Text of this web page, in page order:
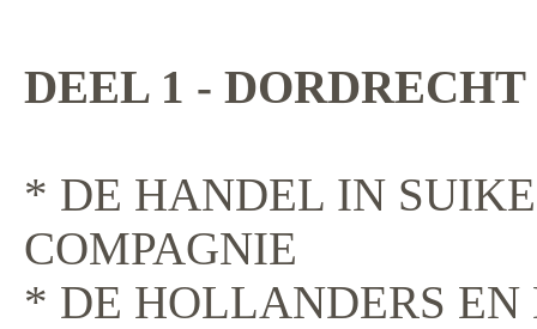
DEEL 1 -
* DE HANDEL IN
COMPAGNIE
* DE HOLLANDERS